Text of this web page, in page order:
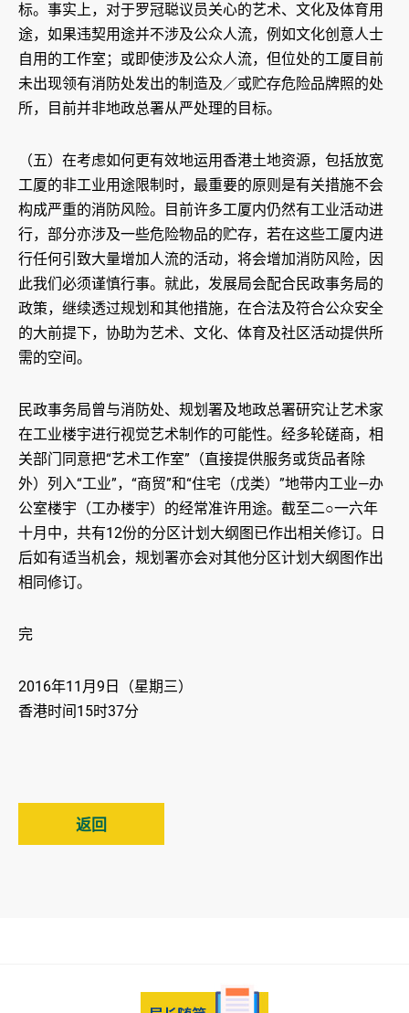
标。事实上，对于罗冠聪议员关心的艺术、文化及体育用
途，如果违契用途并不涉及公众人流，例如文化创意人士
自用的工作室；或即使涉及公众人流，但位处的工厦目前
未出现领有消防处发出的制造及／或贮存危险品牌照的处
所，目前并非地政总署从严处理的目标。
（五）在考虑如何更有效地运用香港土地资源，包括放宽
工厦的非工业用途限制时，最重要的原则是有关措施不会
构成严重的消防风险。目前许多工厦内仍然有工业活动进
行，部分亦涉及一些危险物品的贮存，若在这些工厦内进
行任何引致大量增加人流的活动，将会增加消防风险，因
此我们必须谨慎行事。就此，发展局会配合民政事务局的
政策，继续透过规划和其他措施，在合法及符合公众安全
的大前提下，协助为艺术、文化、体育及社区活动提供所
需的空间。
民政事务局曾与消防处、规划署及地政总署研究让艺术家
在工业楼宇进行视觉艺术制作的可能性。经多轮磋商，相
关部门同意把“艺术工作室”（直接提供服务或货品者除
外）列入“工业”，“商贸”和“住宅（戊类）”地带内工业—办
公室楼宇（工办楼宇）的经常准许用途。截至二○一六年
十月中，共有12份的分区计划大纲图已作出相关修订。日
后如有适当机会，规划署亦会对其他分区计划大纲图作出
相同修订。
完
2016年11月9日（星期三）
香港时间15时37分
返回